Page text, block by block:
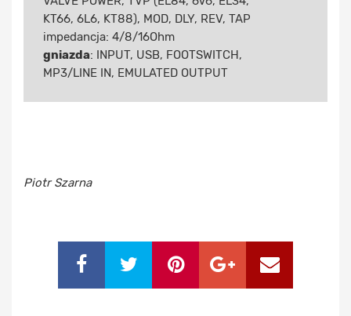
KT66, 6L6, KT88), MOD, DLY, REV, TAP
impedancja: 4/8/16Ohm
gniazda: INPUT, USB, FOOTSWITCH,
MP3/LINE IN, EMULATED OUTPUT
Piotr Szarna